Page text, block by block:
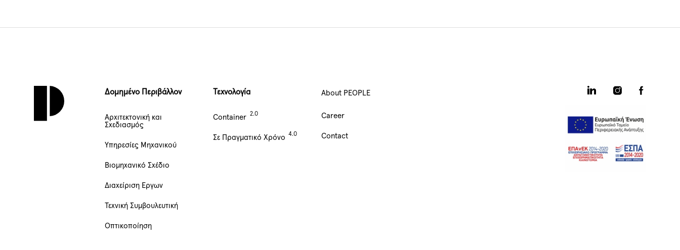
Δομημένο Περιβάλλον
Αρχιτεκτονική και
Σχεδιασμός
Υπηρεσίες Μηχανικού
Βιομηχανικό Σχέδιο
Διαχείριση Έργων
Τεχνική Συμβουλευτική
Οπτικοποίηση
Τεχνολογία
Container
Σε Πραγματικό Χρόνο
Navigation
About PEOPLE
Career
Contact